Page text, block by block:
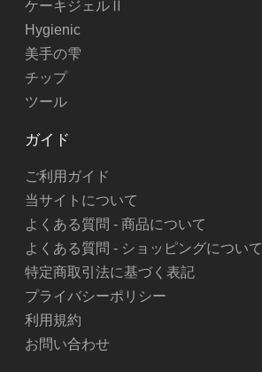
ケーキジェルⅡ
Hygienic
美手の雫
チップ
ツール
ガイド
ご利用ガイド
当サイトについて
よくある質問 - 商品について
よくある質問 - ショッピングについて
特定商取引法に基づく表記
プライバシーポリシー
利用規約
お問い合わせ